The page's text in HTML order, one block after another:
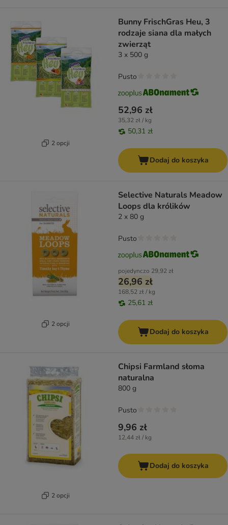
2 opcji
Bunny FrischGras Heu, 3
rodzaje siana dla małych
zwierząt
3 x 500 g
52,96 zł
35,32 zł / kg
50,31 zł
Pusto
Dodaj do koszyka
2 opcji
Selective Naturals Meadow
Loops dla królików
2 x 80 g
pojedynczo 29,92 zł
26,96 zł
168,52 zł / kg
25,61 zł
Pusto
Dodaj do koszyka
2 opcji
Chipsi Farmland słoma
naturalna
800 g
9,96 zł
12,44 zł / kg
Pusto
Dodaj do koszyka